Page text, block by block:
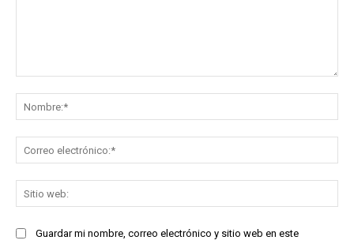
Guardar mi nombre, correo electrónico y sitio web en este